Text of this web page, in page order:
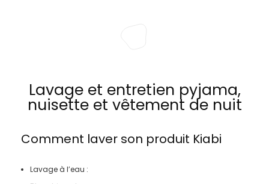
Lavage et entretien pyjama,
nuisette et vêtement de nuit
Comment laver son produit Kiabi
Lavage à l’eau :